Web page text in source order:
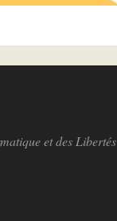
et des Libertés